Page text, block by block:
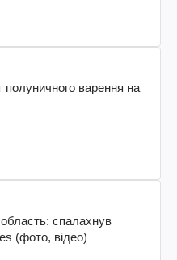
варення на
спалахнув
(фото, відео)